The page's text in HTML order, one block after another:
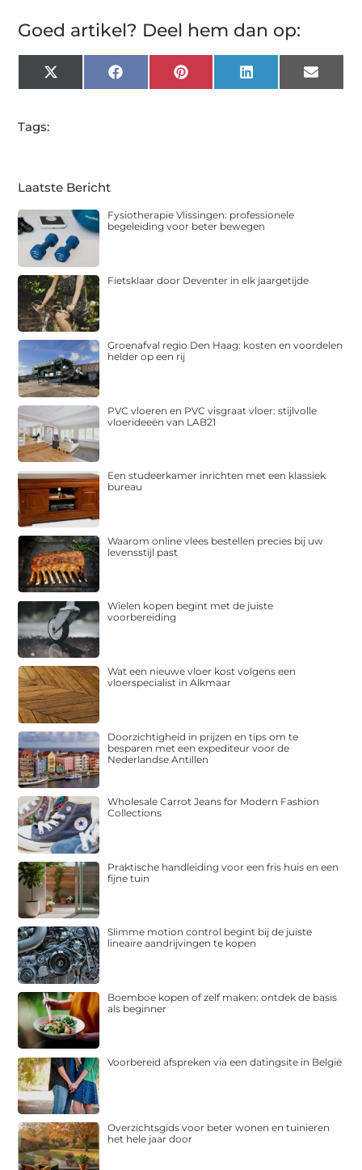
Goed artikel? Deel hem dan op:
X
(Twitter)
FacebookPinterest LinkedIn Email
Tags:
Laatste Bericht
Fysiotherapie Vlissingen: professionele
begeleiding voor beter bewegen
Fietsklaar door Deventer in elk jaargetijde
Groenafval regio Den Haag: kosten en voordelen
helder op een rij
PVC vloeren en PVC visgraat vloer: stijlvolle
vloerideeën van LAB21
Een studeerkamer inrichten met een klassiek
bureau
Waarom online vlees bestellen precies bij uw
levensstijl past
Wielen kopen begint met de juiste
voorbereiding
Wat een nieuwe vloer kost volgens een
vloerspecialist in Alkmaar
Doorzichtigheid in prijzen en tips om te
besparen met een expediteur voor de
Nederlandse Antillen
Wholesale Carrot Jeans for Modern Fashion
Collections
Praktische handleiding voor een fris huis en een
fijne tuin
Slimme motion control begint bij de juiste
lineaire aandrijvingen te kopen
Boemboe kopen of zelf maken: ontdek de basis
als beginner
Voorbereid afspreken via een datingsite in België
Overzichtsgids voor beter wonen en tuinieren
het hele jaar door